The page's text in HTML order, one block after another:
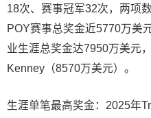
18次、赛事冠军32次，两项
POY赛事总奖金近5770万美
业生涯总奖金达7950万美元
Kenney（8570万美元）。
生涯单笔最高奖金：2025年